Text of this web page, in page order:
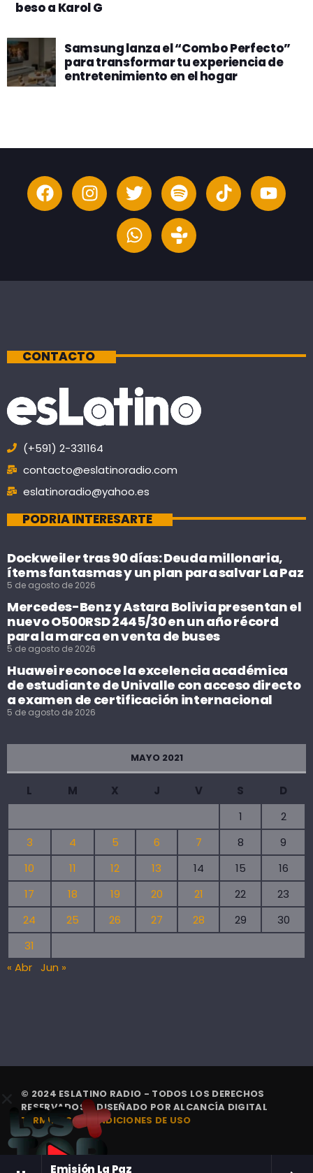
Emisión La Paz
beso a Karol G
Samsung lanza el “Combo Perfecto”
para transformar tu experiencia de
entretenimiento en el hogar
CONTACTO
(+591) 2-331164
contacto@eslatinoradio.com
eslatinoradio@yahoo.es
PODRÍA INTERESARTE
Dockweiler tras 90 días: Deuda millonaria,
ítems fantasmas y un plan para salvar La Paz
5 de agosto de 2026
Mercedes-Benz y Astara Bolivia presentan el
nuevo O500RSD 2445/30 en un año récord
para la marca en venta de buses
5 de agosto de 2026
Huawei reconoce la excelencia académica
de estudiante de Univalle con acceso directo
a examen de certificación internacional
5 de agosto de 2026
MAYO 2021
L M X J V S
D
1
2
3
4 5 6 7 8
9
10
11 12 13 14 15
16
17
18 19 20 21 22
23
24
25 26 27 28 29
30
31
« Abr Jun »
© 2024 ESLATINO RADIO - TODOS LOS DERECHOS
RESERVADOS. | DISEÑADO PORALCANCÍA DIGITAL
TÉRMINOS Y CONDICIONES DE USO